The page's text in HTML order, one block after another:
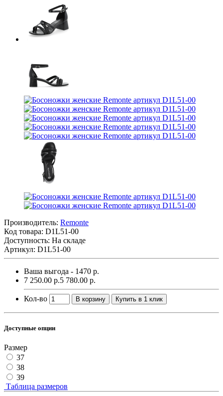
Производитель: Remonte
Код товара: D1L51-00
Доступность: На складе
Артикул: D1L51-00
Ваша выгода - 1470 р.
7 250.00 р.5 780.00 р.
Кол-во В корзину Купить в 1 клик
Доступные опции
Размер
37
38
39
Таблица размеров